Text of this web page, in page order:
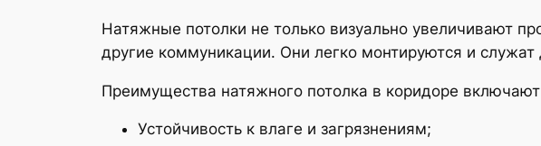
Натяжные потолки не только визуально увеличивают
другие коммуникации. Они легко монтируются и
Преимущества натяжного потолка в коридоре
Устойчивость к влаге и загрязнениям;